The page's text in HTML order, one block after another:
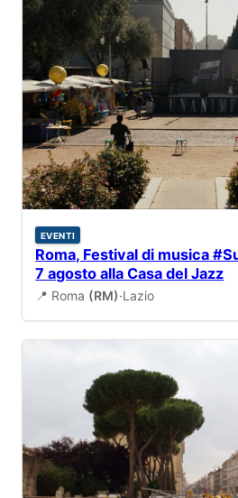
EVENTI
Roma, Festival di musica
7 agosto alla Casa del Jazz
📍 Roma (RM)·Lazio